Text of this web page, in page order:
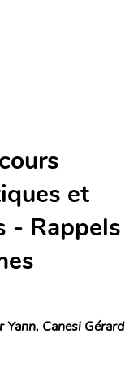
et
- Rappels
Yann, Canesi Gérard